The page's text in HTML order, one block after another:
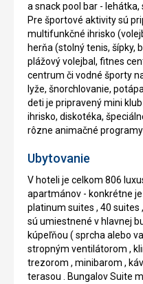
a snack pool bar - lehátka,
Pre športové aktivity sú
multifunkčné ihrisko
herňa (stolný tenis, šípky,
plážový volejbal, fitnes
centrum či vodné športy
lyže, šnorchlovanie,
deti je pripravený mini
ihrisko, diskotéka,
rôzne animačné
Ubytovanie
V hoteli je celkom 806
apartmánov - konkrétne
platinum suites , 40 suites
sú umiestnené v hlavnej
kúpeľňou ( sprcha alebo
stropným ventilátorom ,
trezorom , minibarom ,
terasou . Bungalov Suite